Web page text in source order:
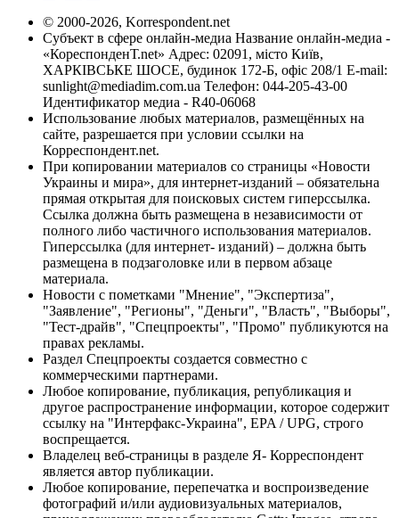
© 2000-2026, Korrespondent.net
Субъект в сфере онлайн-медиа Название онлайн-медиа -
«КореспонденТ.net» Адрес: 02091, місто Київ,
ХАРКІВСЬКЕ ШОСЕ, будинок 172-Б, офіс 208/1 E-mail:
sunlight@mediadim.com.ua Телефон: 044-205-43-00
Идентификатор медиа - R40-06068
Использование любых материалов, размещённых на
сайте, разрешается при условии ссылки на
Корреспондент.net.
При копировании материалов со страницы «Новости
Украины и мира», для интернет-изданий – обязательна
прямая открытая для поисковых систем гиперссылка.
Ссылка должна быть размещена в независимости от
полного либо частичного использования материалов.
Гиперссылка (для интернет- изданий) – должна быть
размещена в подзаголовке или в первом абзаце
материала.
Новости с пометками "Мнение", "Экспертиза",
"Заявление", "Регионы", "Деньги", "Власть", "Выборы",
"Тест-драйв", "Спецпроекты", "Промо" публикуются на
правах рекламы.
Раздел Спецпроекты создается совместно с
коммерческими партнерами.
Любое копирование, публикация, републикация и
другое распространение информации, которое содержит
ссылку на "Интерфакс-Украина", EPA / UPG, строго
воспрещается.
Владелец веб-страницы в разделе Я- Корреспондент
является автор публикации.
Любое копирование, перепечатка и воспроизведение
фотографий и/или аудиовизуальных материалов,